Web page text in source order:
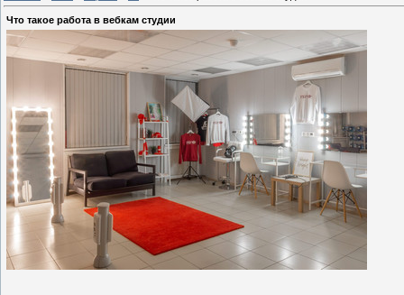
Что такое работа в вебкам студии